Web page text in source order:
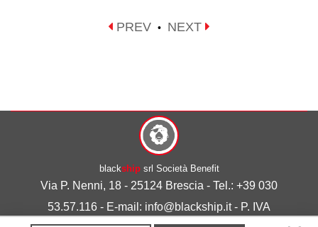
PREV • NEXT
blackshipsrl Società Benefit
Via P. Nenni, 18 - 25124 Brescia - Tel.: +39 030
53.57.116 - E-mail: info@blackship.it - P. IVA